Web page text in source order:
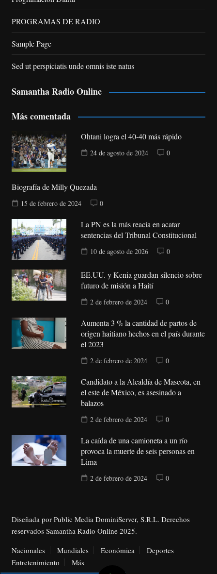
PROGRAMAS DE RADIO
Sample Page
Sed ut perspiciatis unde omnis iste natus
Samantha Radio Online
Más comentada
Ohtani logra el 40-40 más rápido
24 de agosto de 2024 0
Biografía de Milly Quezada
15 de febrero de 2024 0
La PN es la más reacia en acatar
sentencias del Tribunal Constitucional
10 de agosto de 2026 0
EE.UU. y Kenia guardan silencio sobre
futuro de misión a Haití
2 de febrero de 2024 0
Aumenta 3 % la cantidad de partos de
origen haitiano hechos en el país durante
el 2023
2 de febrero de 2024 0
Candidato a la Alcaldía de Mascota, en
el este de México, es asesinado a
balazos
2 de febrero de 2024 0
La caída de una camioneta a un río
provoca la muerte de seis personas en
Lima
2 de febrero de 2024 0
Diseñada por Public Media DominiServer, S.R.L. Derechos
reservados Samantha Radio Online 2025.
Nacionales
Mundiales Económica
Deportes
Entretenimiento
Más